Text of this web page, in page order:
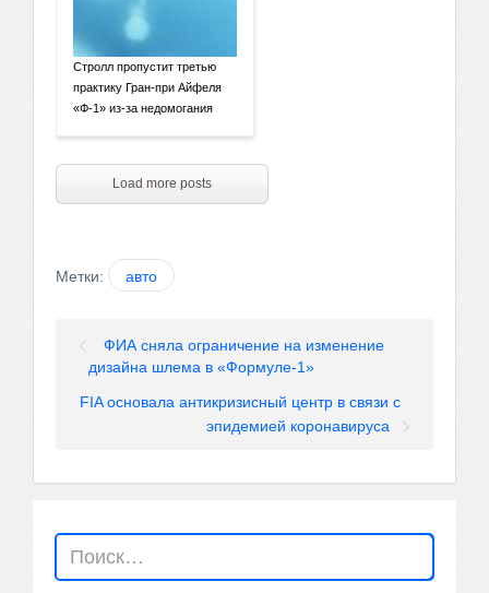
Стролл пропустит третью
практику Гран-при Айфеля
«Ф-1» из-за недомогания
Load more posts
Метки: авто
ФИА сняла ограничение на изменение
дизайна шлема в «Формуле-1»
FIA основала антикризисный центр в связи с
эпидемией коронавируса